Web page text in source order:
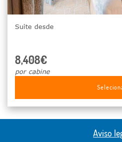
Suite desde
8,408€
por cabine
Aviso